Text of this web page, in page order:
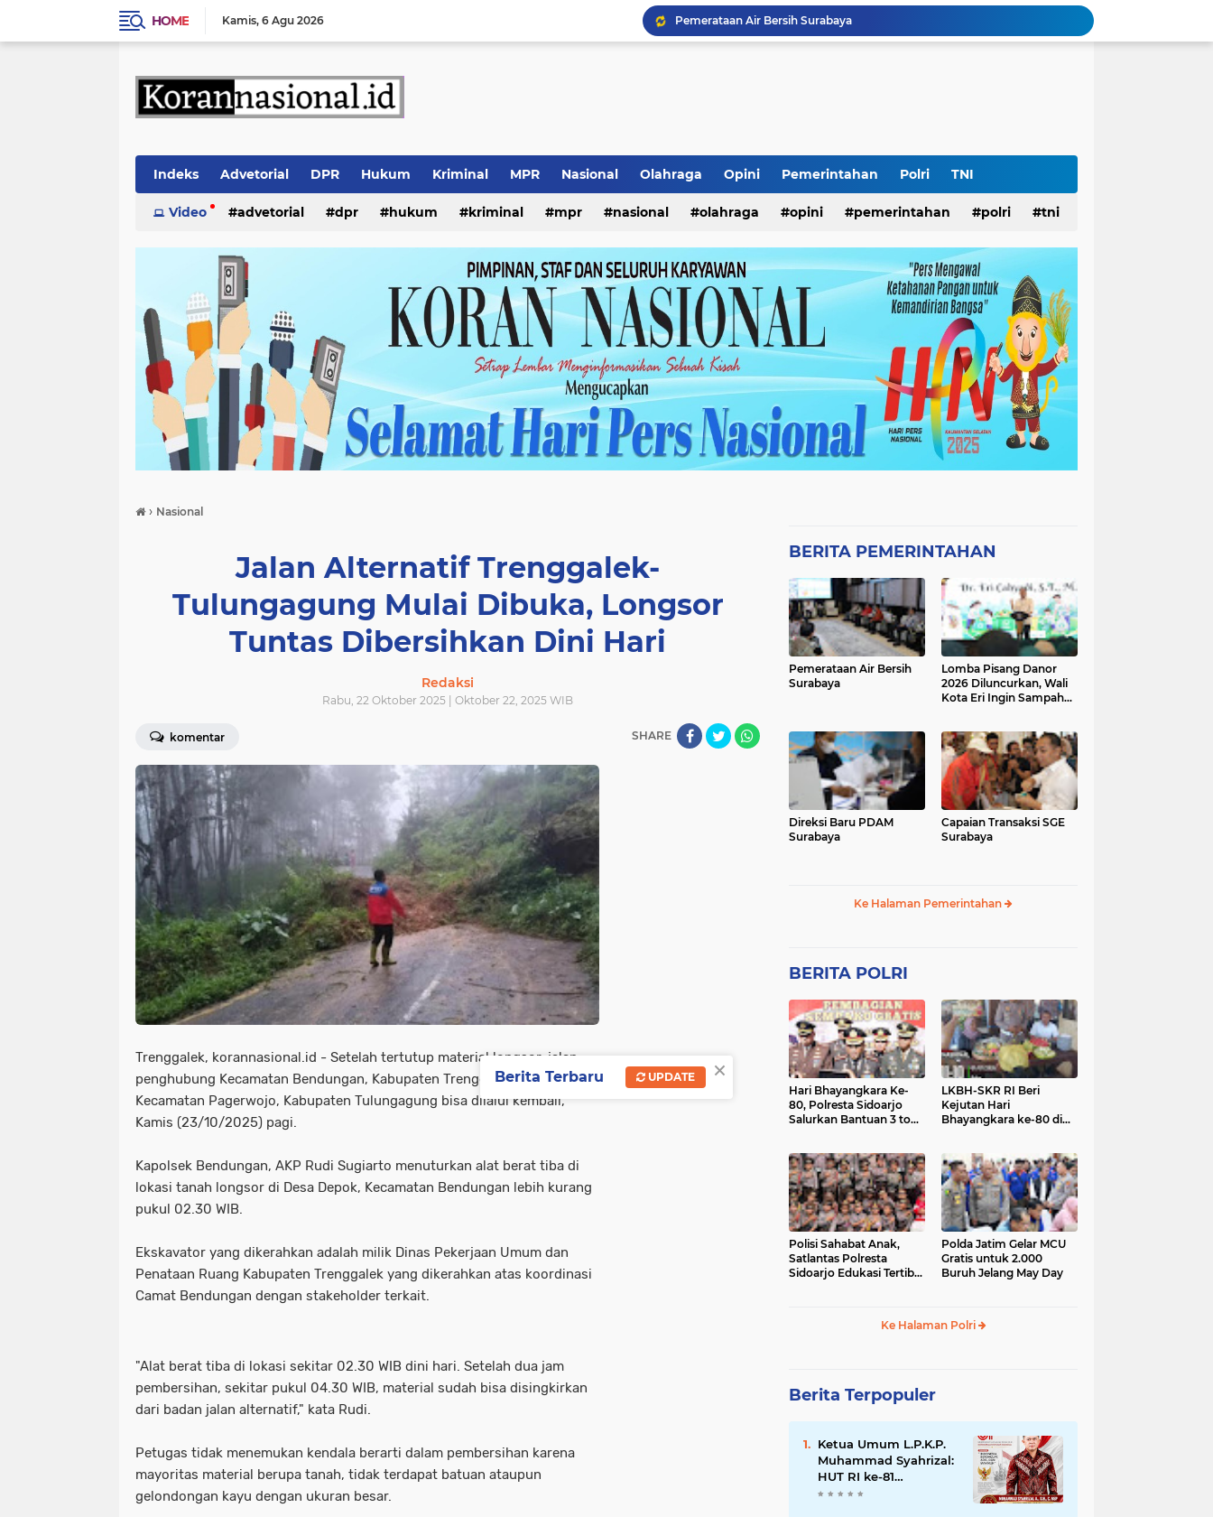
HOME Kamis 6 Agu 2026
Pemerataan Air Bersih Surabaya
Lomba Pisang Danor 2026 Diluncurkan, Wali Kota Eri Ingin Sampah Organik Selesai dari Rumah
Vonis Mantan Kabid SMK Jatim
Kewajiban ASN Pilah Sampah
Indeks Advetorial DPR Hukum Kriminal MPR Nasional Olahraga Opini Pemerintahan Polri TNI
Video advetorial dpr hukum kriminal mpr nasional olahraga opini pemerintahan polri tni
› Nasional
Jalan Alternatif Trenggalek-
Tulungagung Mulai Dibuka, Longsor
Tuntas Dibersihkan Dini Hari
Redaksi
Rabu, 22 Oktober 2025 | Oktober 22, 2025 WIB
komentar SHARE
Trenggalek, korannasional.id - Setelah tertutup material longsor, jalan
penghubung Kecamatan Bendungan, Kabupaten Trenggalek dengan
Kecamatan Pagerwojo, Kabupaten Tulungagung bisa dilalui kembali,
Kamis (23/10/2025) pagi.
Kapolsek Bendungan, AKP Rudi Sugiarto menuturkan alat berat tiba di
lokasi tanah longsor di Desa Depok, Kecamatan Bendungan lebih kurang
pukul 02.30 WIB.
Ekskavator yang dikerahkan adalah milik Dinas Pekerjaan Umum dan
Penataan Ruang Kabupaten Trenggalek yang dikerahkan atas koordinasi
Camat Bendungan dengan stakeholder terkait.
"Alat berat tiba di lokasi sekitar 02.30 WIB dini hari. Setelah dua jam
pembersihan, sekitar pukul 04.30 WIB, material sudah bisa disingkirkan
dari badan jalan alternatif," kata Rudi.
Petugas tidak menemukan kendala berarti dalam pembersihan karena
mayoritas material berupa tanah, tidak terdapat batuan ataupun
gelondongan kayu dengan ukuran besar.
BERITA PEMERINTAHAN
Pemerataan Air Bersih
Surabaya
Lomba Pisang Danor
2026 Diluncurkan, Wali
Kota Eri Ingin Sampah
Direksi Baru PDAM
Surabaya
Capaian Transaksi SGE
Surabaya
Ke Halaman Pemerintahan
BERITA POLRI
Hari Bhayangkara Ke-
80, Polresta Sidoarjo
Salurkan Bantuan 3 ton
LKBH-SKR RI Beri
Kejutan Hari
Bhayangkara ke-80 di
Polri
Polisi Sahabat Anak,
Satlantas Polresta
Sidoarjo Edukasi Tertib
Polda Jatim Gelar MCU
Gratis untuk 2.000
Buruh Jelang May Day
Ke Halaman Polri
Berita Terpopuler
Ketua Umum L.P.K.P.
Muhammad Syahrizal:
HUT RI ke-81
Momentum
×
Berita Terbaru UPDATE